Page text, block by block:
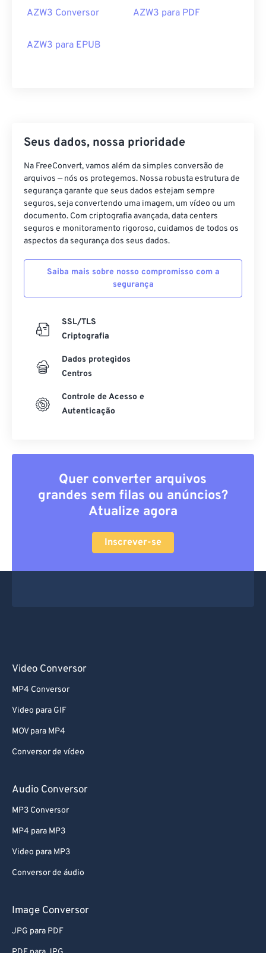
AZW3 Conversor AZW3 para PDF
AZW3 para EPUB
Seus dados, nossa prioridade
Na FreeConvert, vamos além da simples conversão de
arquivos — nós os protegemos. Nossa robusta estrutura de
segurança garante que seus dados estejam sempre
seguros, seja convertendo uma imagem, um vídeo ou um
documento. Com criptografia avançada, data centers
seguros e monitoramento rigoroso, cuidamos de todos os
aspectos da segurança dos seus dados.
Saiba mais sobre nosso compromisso com a
segurança
SSL/TLS
Criptografia
Dados protegidos
Centros
Controle de Acesso e
Autenticação
Quer converter arquivos
grandes sem filas ou anúncios?
Atualize agora
Inscrever-se
Video Conversor
MP4 Conversor
Video para GIF
MOV para MP4
Conversor de vídeo
Audio Conversor
MP3 Conversor
MP4 para MP3
Video para MP3
Conversor de áudio
Image Conversor
JPG para PDF